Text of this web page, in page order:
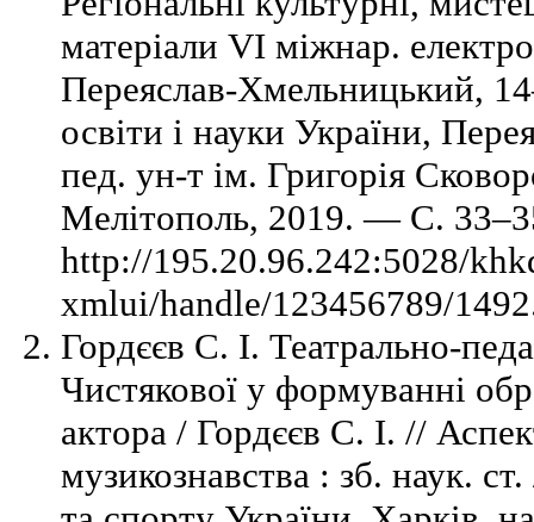
матеріали VI міжнар.
Переяслав-Хмельницький,
освіти і науки України,
пед. ун-т ім. Григорія
Мелітополь, 2019. — С.
http://195.20.96.242:5028/
xmlui/handle/123456789/
Гордєєв С. І. Театрально-
Чистякової у формуванні
актора / Гордєєв С. І. //
музикознавства : зб. наук.